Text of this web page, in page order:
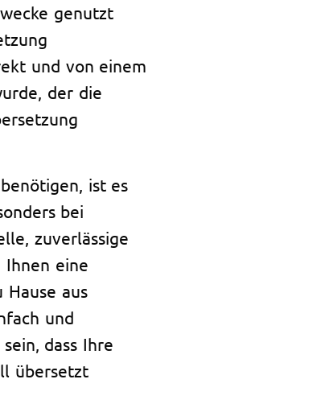
genutzt
und von einem
der die
ist es
bei
zuverlässige
Ihnen eine
aus
und
dass Ihre
übersetzt